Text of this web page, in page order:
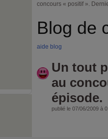
concours « positif ».
Blog de
aide blog
Un tout
au
épisode.
publié le 07/06/2009 à